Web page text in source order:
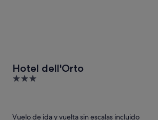
Hotel dell'Orto
3
Vuelo de ida y vuelta sin escalas incluido